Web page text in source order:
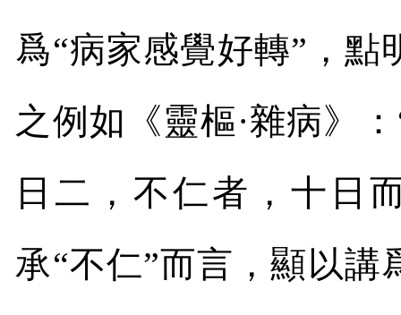
爲“病家感覺好轉”，點
之例如《靈樞·雜病》
日二，不仁者，十日
承“不仁”而言，顯以講